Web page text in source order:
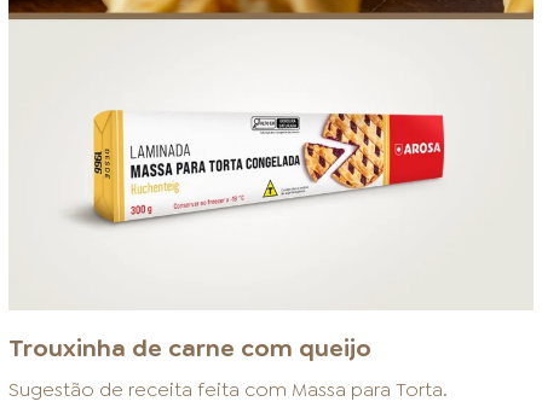
Trouxinha de carne com queijo
Sugestão de receita feita com Massa para Torta.